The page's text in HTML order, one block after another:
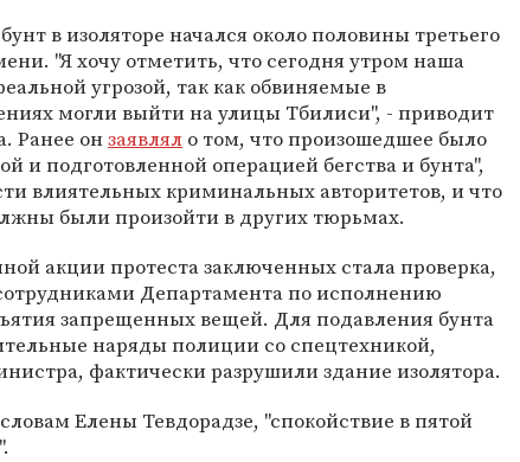
в изоляторе начался около половины третьего
"Я хочу отметить, что сегодня утром наша
угрозой, так как обвиняемые в
могли выйти на улицы Тбилиси", - приводит
Ранее онзаявлял о том, что произошедшее было
и подготовленной операцией бегства и бунта",
влиятельных криминальных авторитетов, и что
были произойти в других тюрьмах.
акции протеста заключенных стала проверка,
Департамента по исполнению
запрещенных вещей. Для подавления бунта
наряды полиции со спецтехникой,
фактически разрушили здание изолятора.
Елены Тевдорадзе, "спокойствие в пятой